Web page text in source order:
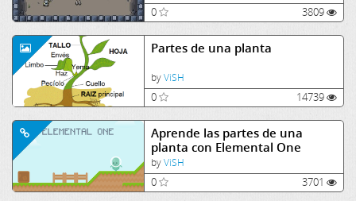
0 3809
Partes de una planta
byViSH
0 14739
Aprende las partes de una
planta con Elemental One
byViSH
0 3701